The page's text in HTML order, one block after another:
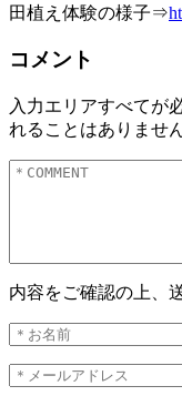
田植え体験の様子⇒
コメント
入力エリアすべてが
れることはありません
内容をご確認の上、